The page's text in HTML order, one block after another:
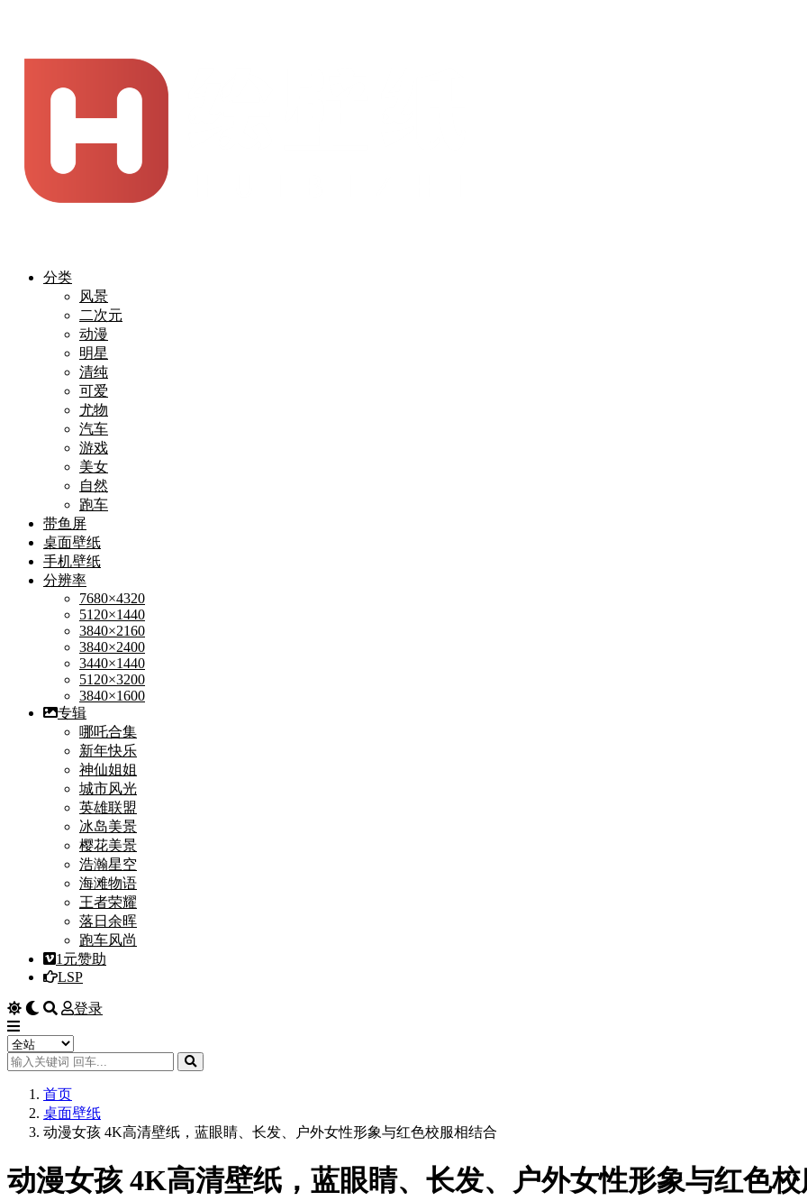
分类
风景
二次元
动漫
明星
清纯
可爱
尤物
汽车
游戏
美女
自然
跑车
带鱼屏
桌面壁纸
手机壁纸
分辨率
7680×4320
5120×1440
3840×2160
3840×2400
3440×1440
5120×3200
3840×1600
专辑
哪吒合集
新年快乐
神仙姐姐
城市风光
英雄联盟
冰岛美景
樱花美景
浩瀚星空
海滩物语
王者荣耀
落日余晖
跑车风尚
1元赞助
LSP
登录
首页
桌面壁纸
动漫女孩 4K高清壁纸，蓝眼睛、长发、户外女性形象与红色校服相结合
动漫女孩 4K高清壁纸，蓝眼睛、长发、户外女性形象与红色